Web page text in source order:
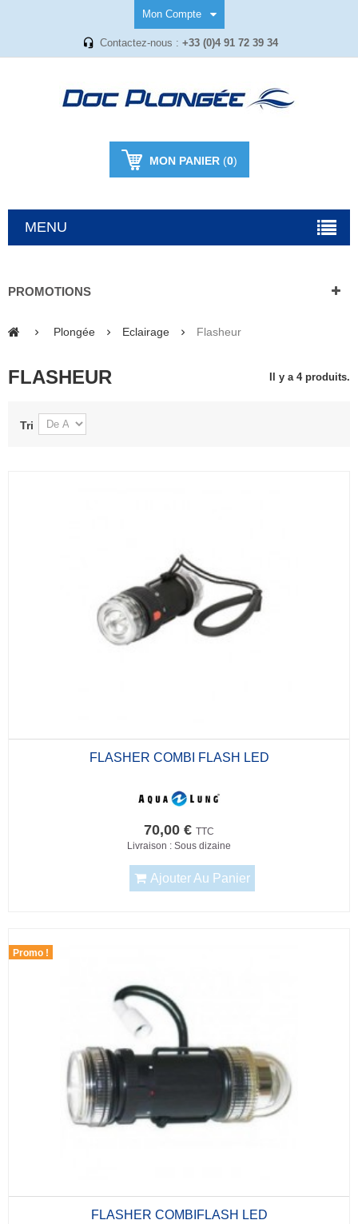
Mon Compte
Contactez-nous : +33 (0)4 91 72 39 34
MON PANIER(0)
MENU
PROMOTIONS
Plongée Eclairage Flasheur
FLASHEUR Il y a 4 produits.
Tri
FLASHER COMBI FLASH LED
70,00 € TTC
Livraison : Sous dizaine
Ajouter Au Panier
Promo !
FLASHER COMBIFLASH LED